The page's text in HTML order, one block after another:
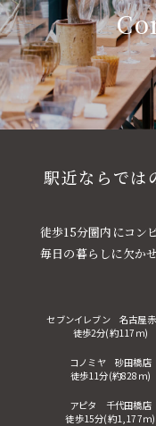
駅近ならでは
徒歩15分圏内にコン
毎日の暮らしに欠か
セブンイレブン 名古屋
徒歩2分(約117ｍ)
コノミヤ 砂田橋店
徒歩11分(約828ｍ)
アピタ 千代田橋店
徒歩15分(約1,177ｍ)